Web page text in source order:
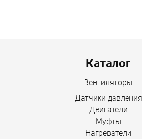
Каталог
Вентиляторы
Датчики давления
Двигатели
Муфты
Нагреватели